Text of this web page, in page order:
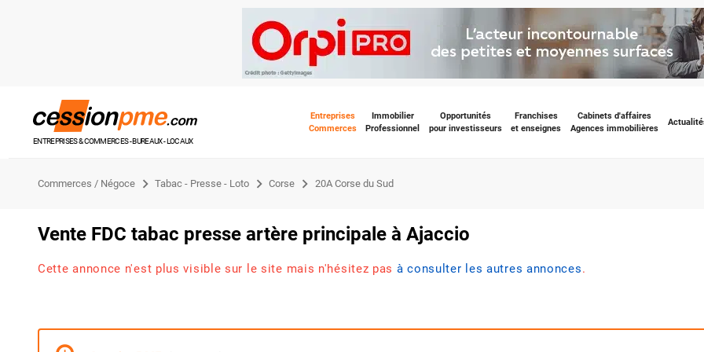
ENTREPRISES & COMMERCES - BUREAUX - LOCAUX
Entreprises
Commerces
Immobilier
Professionnel
Opportunités
pour investisseurs
Franchises
et enseignes
Cabinets d'affaires
Agences immobilières
Commerces / Négoce Tabac - Presse - Loto Corse 20A Corse du Sud
Vente FDC tabac presse artère principale à Ajaccio
Cette annonce n'est plus visible sur le site mais n'hésitez pas à consulter les autres annonces.